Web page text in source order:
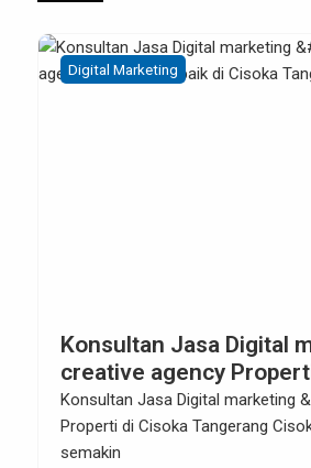
Digital Marketing
Konsultan Jasa Digital
creative agency
Cisoka Tangerang
Konsultan Jasa Digital marketing
Properti di Cisoka Tangerang
semakin